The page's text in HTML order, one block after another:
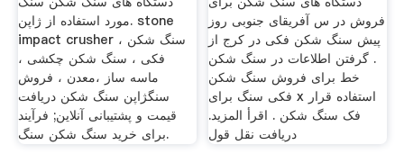
مورد استفاده از ژاپن. stone
impact crusher ، سنگ شکن
فکی ، سنگ شکن چکشی ،
ماسه ساز ،معدن ، فروش
سنگژاپن سنگ شکن دریافت
قیمت و پشتیبانی آنلاین; فرآیند
برای خرید سنگ شکن سنگ.
فروش در س آفریقای جنوبی روز
پیش سنگ شکن فکی در كرج از
. گرفتن اطلاعات در سنگ شکن
خط برای فروش سنگ شکن
فکی سنگ برای x استفاده قرار
فک سنگ شکن . اقرأ المزيد.
دریافت نقل قول